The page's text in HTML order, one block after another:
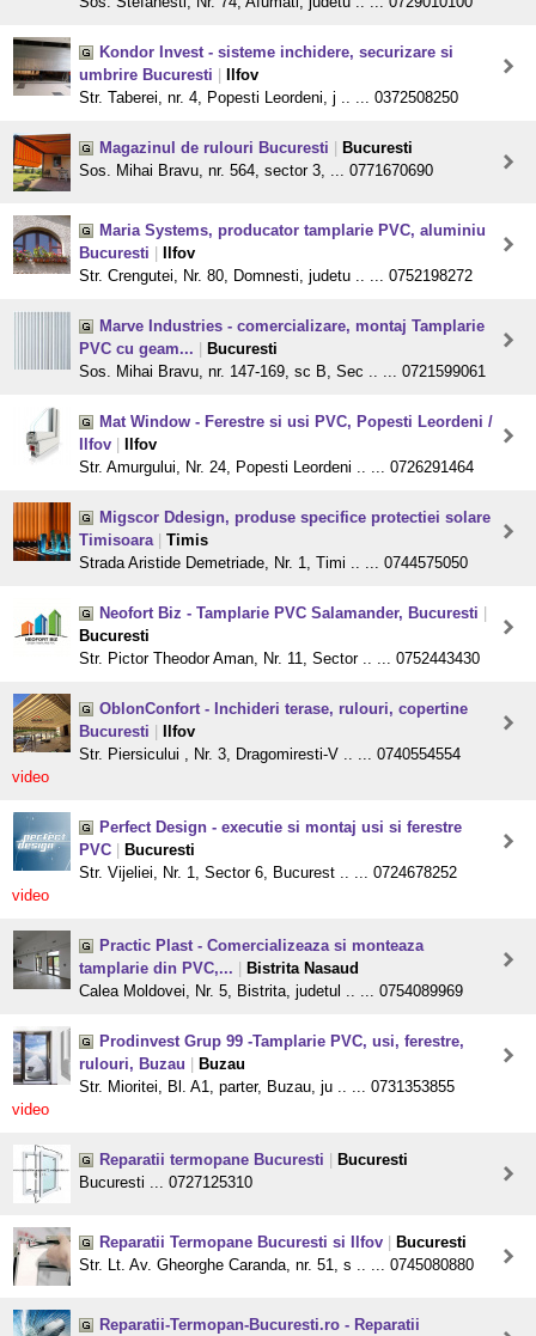
Kondor Invest - sisteme inchidere, securizare si
umbrire Bucuresti
Ilfov
Str. Taberei, nr. 4, Popesti Leordeni, j .. ... 0372508250
Magazinul de rulouri Bucuresti
Bucuresti
Sos. Mihai Bravu, nr. 564, sector 3, ... 0771670690
Maria Systems, producator tamplarie PVC, aluminiu
Bucuresti
Ilfov
Str. Crengutei, Nr. 80, Domnesti, judetu .. ... 0752198272
Marve Industries - comercializare, montaj Tamplarie
PVC cu geam...
Bucuresti
Sos. Mihai Bravu, nr. 147-169, sc B, Sec .. ... 0721599061
Mat Window - Ferestre si usi PVC, Popesti Leordeni /
Ilfov
Ilfov
Str. Amurgului, Nr. 24, Popesti Leordeni .. ... 0726291464
Migscor Ddesign, produse specifice protectiei solare
Timisoara
Timis
Strada Aristide Demetriade, Nr. 1, Timi .. ... 0744575050
Neofort Biz - Tamplarie PVC Salamander, Bucuresti
Bucuresti
Str. Pictor Theodor Aman, Nr. 11, Sector .. ... 0752443430
OblonConfort - Inchideri terase, rulouri, copertine
Bucuresti
Ilfov
Str. Piersicului , Nr. 3, Dragomiresti-V .. ... 0740554554
video
Perfect Design - executie si montaj usi si ferestre
PVC
Bucuresti
Str. Vijeliei, Nr. 1, Sector 6, Bucurest .. ... 0724678252
video
Practic Plast - Comercializeaza si monteaza
tamplarie din PVC,...
Bistrita Nasaud
Calea Moldovei, Nr. 5, Bistrita, judetul .. ... 0754089969
Prodinvest Grup 99 -Tamplarie PVC, usi, ferestre,
rulouri, Buzau
Buzau
Str. Mioritei, Bl. A1, parter, Buzau, ju .. ... 0731353855
video
Reparatii termopane Bucuresti
Bucuresti
Bucuresti ... 0727125310
Reparatii Termopane Bucuresti si Ilfov
Bucuresti
Str. Lt. Av. Gheorghe Caranda, nr. 51, s .. ... 0745080880
Reparatii-Termopan-Bucuresti.ro - Reparatii